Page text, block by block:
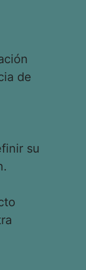
de
su